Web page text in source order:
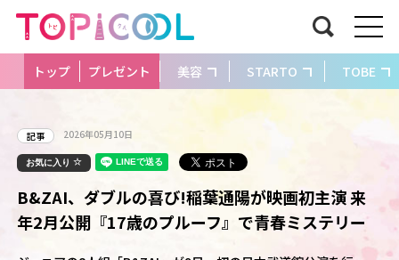
トップ プレゼント 美容 STARTO TOBE
記事 2026年05月10日
お気に入り
B&ZAI、ダブルの喜び!稲葉通陽が映画初主演 来
年2月公開『17歳のプルーフ』で青春ミステリー